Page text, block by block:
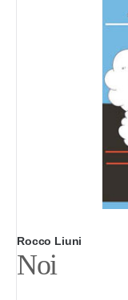
Rocco Liuni
Noi